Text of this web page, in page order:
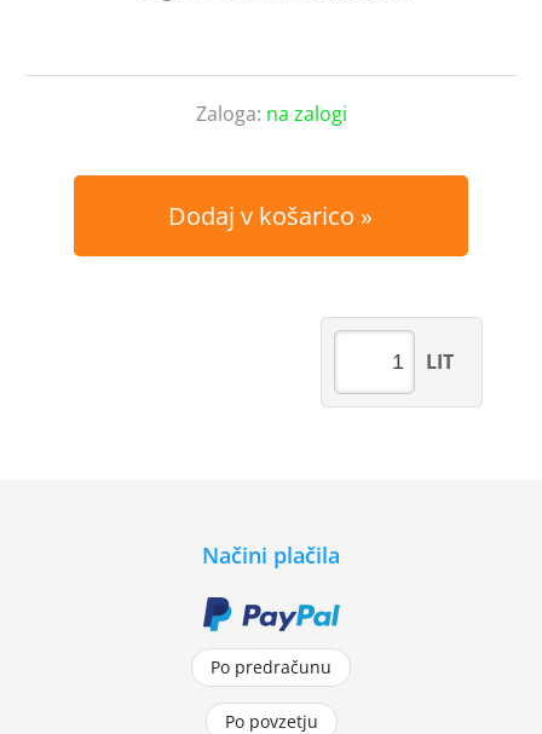
Zaloga: na zalogi
Dodaj v košarico
LIT
Načini plačila
Po predračunu
Po povzetju